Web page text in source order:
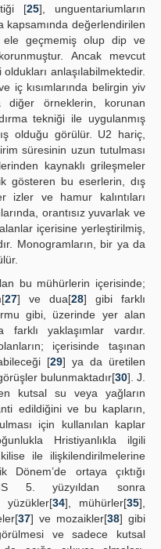
[25], unguentariumların
kapsamında değerlendirilen
ele geçmemiş olup dip ve
Ancak mevcut
anlaşılabilmektedir.
iç kısımlarında belirgin yiv
diğer örneklerin, korunan
tekniği ile uygulanmış
olduğu görülür. U2 hariç,
süresinin uzun tutulması
kaynaklı grileşmeler
gösteren bu eserlerin, dış
izler ve hamur kalıntıları
orantısız yuvarlak ve
içerisine yerleştirilmiş,
Monogramların, bir ya da
bu mühürlerin içerisinde;
27] ve dua[28] gibi farklı
gibi, üzerinde yer alan
yaklaşımlar vardır.
içerisinde taşınan
[29] ya da üretilen
bulunmaktadır[30]. J.
kutsal su veya yağların
edildiğini ve bu kapların,
için kullanılan kaplar
Hristiyanlıkla ilgili
ile ilişkilendirilmelerine
Dönem’de ortaya çıktığı
5. yüzyıldan sonra
yüzükler[34], mühürler[35],
37] ve mozaikler[38] gibi
ve sadece kutsal